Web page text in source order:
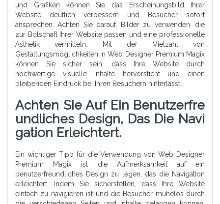
und Grafiken können Sie das Erscheinungsbild Ihrer
Website deutlich verbessern und Besucher sofort
ansprechen. Achten Sie darauf, Bilder zu verwenden, die
zur Botschaft Ihrer Website passen und eine professionelle
Ästhetik vermitteln. Mit der Vielzahl von
Gestaltungsmöglichkeiten in Web Designer Premium Magix
können Sie sicher sein, dass Ihre Website durch
hochwertige visuelle Inhalte hervorsticht und einen
bleibenden Eindruck bei Ihren Besuchern hinterlässt.
Achten Sie Auf Ein Benutzerfre
Undliches Design, Das Die Navi
Gation Erleichtert.
Ein wichtiger Tipp für die Verwendung von Web Designer
Premium Magix ist die Aufmerksamkeit auf ein
benutzerfreundliches Design zu legen, das die Navigation
erleichtert. Indem Sie sicherstellen, dass Ihre Website
einfach zu navigieren ist und die Besucher mühelos durch